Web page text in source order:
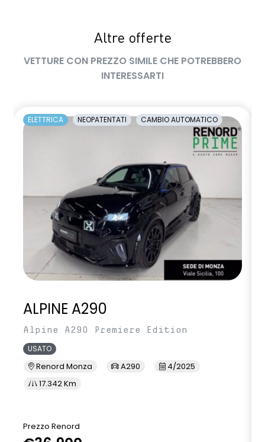
Altre offerte
VETTURE CON PREZZO SIMILE CHE POTREBBERO
INTERESSARTI
ELETTRICA NEOPATENTATI CAMBIO AUTOMATICO
ALPINE A290
Alpine A290 Premiere Edition
USATO
Renord Monza A290
4/2025
17.342 Km
Prezzo Renord